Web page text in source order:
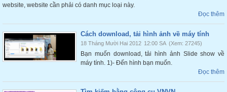
website, website cần phải có danh mục loại này.
Đọc thêm
Cách download, tải hình ảnh về máy tính
18 Tháng Mười Hai 2012 12:00 SA (Xem: 27245)
Bạn muốn download, tải hình ảnh Slide show về
máy tính. 1)- Đến hình bạn muốn.
Đọc thêm